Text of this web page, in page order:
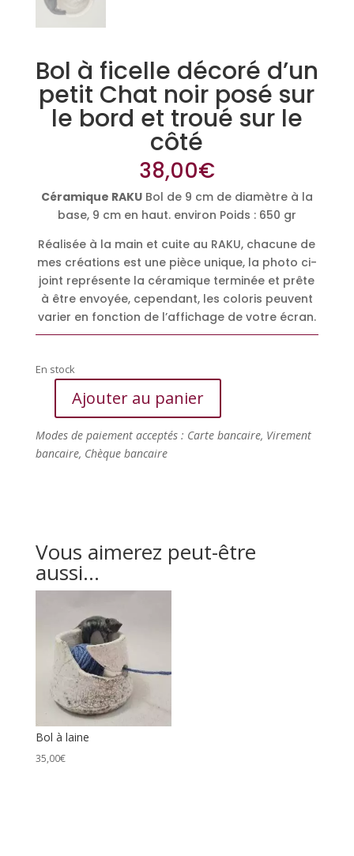
Bol à ficelle décoré d’un
petit Chat noir posé sur
le bord et troué sur le
côté
38,00€
Céramique RAKUBol de 9 cm de diamètre à la
base, 9 cm en haut. environ Poids : 650 gr
Réalisée à la main et cuite au RAKU, chacune de
mes créations est une pièce unique, la photo ci-
joint représente la céramique terminée et prête
à être envoyée, cependant, les coloris peuvent
varier en fonction de l’affichage de votre écran.
En stock
quantité
Bol
à
Chat
noir
posé
bord
troué
côté
Ajouter au panier
Modes de paiement acceptés : Carte bancaire, Virement
bancaire, Chèque bancaire
Vous aimerez peut-être
aussi…
Bol à laine
35,00€